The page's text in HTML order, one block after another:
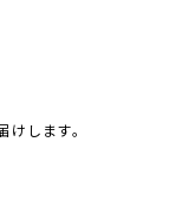
します。